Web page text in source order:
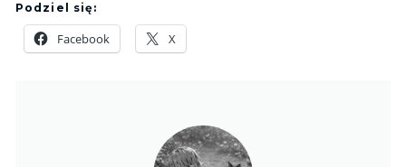
Podziel się:
Facebook X